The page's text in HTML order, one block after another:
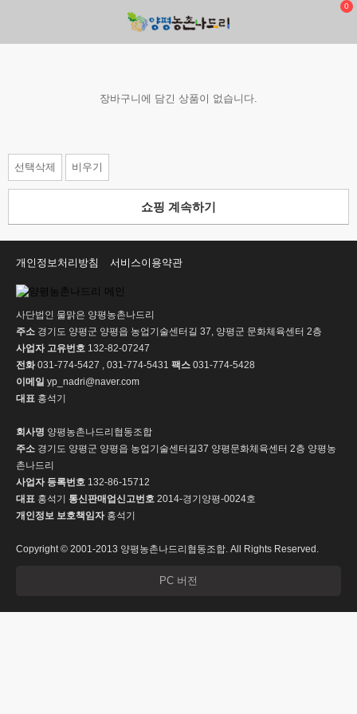
0
장바구니에 담긴 상품이 없습니다.
선택삭제 비우기
쇼핑 계속하기
개인정보처리방침 서비스이용약관
사단법인 물맑은 양평농촌나드리
주소 경기도 양평군 양평읍 농업기술센터길 37, 양평군 문화체육센터 2층
사업자 고유번호 132-82-07247
전화031-774-5427 , 031-774-5431 팩스 031-774-5428
이메일 yp_nadri@naver.com
대표 홍석기
회사명 양평농촌나드리협동조합
주소 경기도 양평군 양평읍 농업기술센터길37 양평문화체육센터 2층 양평농
촌나드리
사업자 등록번호 132-86-15712
대표 홍석기 통신판매업신고번호 2014-경기양평-0024호
개인정보 보호책임자홍석기
Copyright © 2001-2013 양평농촌나드리협동조합. All Rights Reserved.
PC 버전